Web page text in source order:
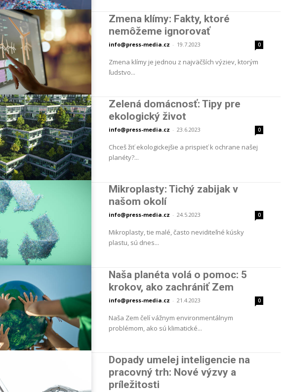
Zmena klímy: Fakty, ktoré
nemôžeme ignorovať
info@press-media.cz - 19.7.2023 0
Zmena klímy je jednou z najväčších výziev, ktorým
ľudstvo...
Zelená domácnosť: Tipy pre
ekologický život
info@press-media.cz - 23.6.2023 0
Chceš žiť ekologickejšie a prispieť k ochrane našej
planéty?...
Mikroplasty: Tichý zabijak v
našom okolí
info@press-media.cz - 24.5.2023 0
Mikroplasty, tie malé, často neviditeľné kúsky
plastu, sú dnes...
Naša planéta volá o pomoc: 5
krokov, ako zachrániť Zem
info@press-media.cz - 21.4.2023 0
Naša Zem čelí vážnym environmentálnym
problémom, ako sú klimatické...
Dopady umelej inteligencie na
pracovný trh: Nové výzvy a
príležitosti